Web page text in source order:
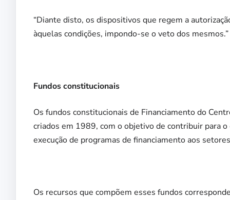
“Diante disto, os dispositivos que regem a
àquelas condições, impondo-se o veto dos mesmos.”
Fundos constitucionais
Os fundos constitucionais de Financiamento do
criados em 1989, com o objetivo de contribuir para
execução de programas de financiamento aos
Os recursos que compõem esses fundos